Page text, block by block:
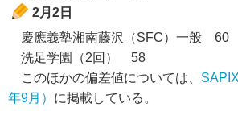
2月2日
慶應義塾湘南藤沢（SFC）一般 60
洗足学園（2回） 58
このほかの偏差値については、
年9月） に掲載している。